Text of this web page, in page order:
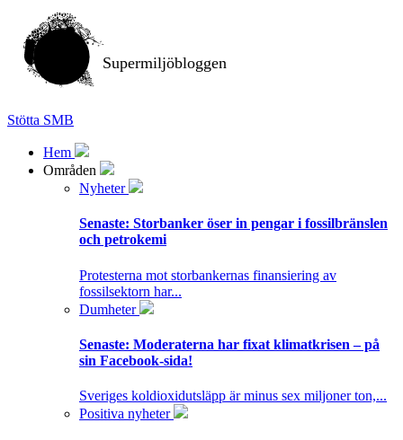
Supermiljöbloggen
Stötta SMB
Hem
Områden
Nyheter
Senaste: Storbanker öser in pengar i fossilbränslen
och petrokemi
Protesterna mot storbankernas finansiering av
fossilsektorn har...
Dumheter
Senaste: Moderaterna har fixat klimatkrisen – på
sin Facebook-sida!
Sveriges koldioxidutsläpp är minus sex miljoner ton,...
Positiva nyheter